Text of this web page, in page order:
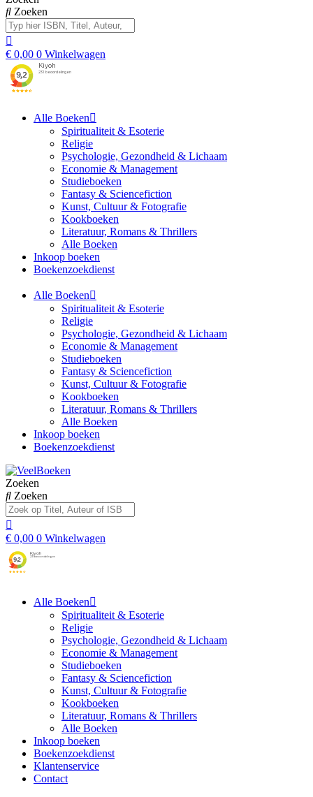
Zoeken
€ 0,00 0 Winkelwagen
Alle Boeken
Spiritualiteit & Esoterie
Religie
Psychologie, Gezondheid & Lichaam
Economie & Management
Studieboeken
Fantasy & Sciencefiction
Kunst, Cultuur & Fotografie
Kookboeken
Literatuur, Romans & Thrillers
Alle Boeken
Inkoop boeken
Boekenzoekdienst
Alle Boeken
Spiritualiteit & Esoterie
Religie
Psychologie, Gezondheid & Lichaam
Economie & Management
Studieboeken
Fantasy & Sciencefiction
Kunst, Cultuur & Fotografie
Kookboeken
Literatuur, Romans & Thrillers
Alle Boeken
Inkoop boeken
Boekenzoekdienst
Zoeken
Zoeken
€ 0,00 0 Winkelwagen
Alle Boeken
Spiritualiteit & Esoterie
Religie
Psychologie, Gezondheid & Lichaam
Economie & Management
Studieboeken
Fantasy & Sciencefiction
Kunst, Cultuur & Fotografie
Kookboeken
Literatuur, Romans & Thrillers
Alle Boeken
Inkoop boeken
Boekenzoekdienst
Klantenservice
Contact